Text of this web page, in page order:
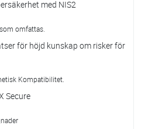
med NIS2
omfattas.
för höjd kunskap om risker för
Kompatibilitet.
Secure